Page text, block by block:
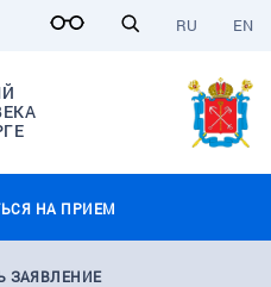
EN
RU
НА ПРИЕМ
ЗАЯВЛЕНИЕ